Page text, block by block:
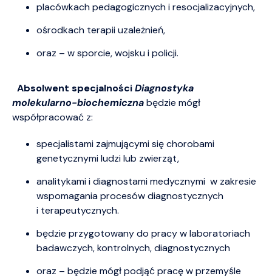
placówkach pedagogicznych i resocjalizacyjnych,
ośrodkach terapii uzależnień,
oraz – w sporcie, wojsku i policji.
Absolwent specjalnościDiagnostyka
molekularno-biochemicznabędzie mógł
współpracować z:
specjalistami zajmującymi się chorobami
genetycznymi ludzi lub zwierząt,
analitykami i diagnostami medycznymi w zakresie
wspomagania procesów diagnostycznych
i terapeutycznych.
będzie przygotowany do pracy w laboratoriach
badawczych, kontrolnych, diagnostycznych
oraz – będzie mógł podjąć pracę w przemyśle